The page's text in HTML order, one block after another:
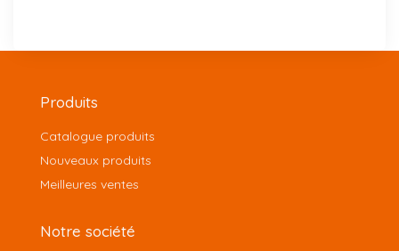
Produits
Catalogue produits
Nouveaux produits
Meilleures ventes
Notre société